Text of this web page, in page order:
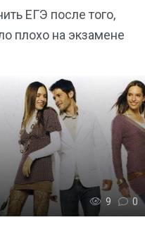
ЕГЭ после того,
плохо на экзамене
9 0